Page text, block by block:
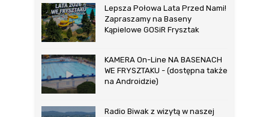
Lepsza Połowa Lata Przed Nami!
Zapraszamy na Baseny
Kąpielowe GOSiR Frysztak
KAMERA On-Line NA BASENACH
WE FRYSZTAKU - (dostępna także
na Androidzie)
Radio Biwak z wizytą w naszej